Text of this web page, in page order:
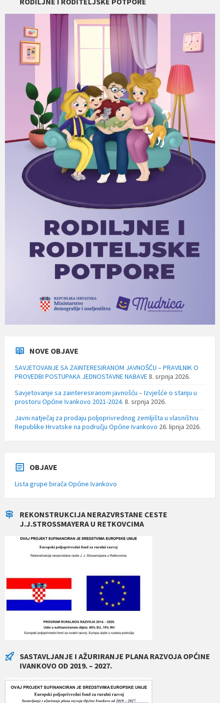
NOVE OBJAVE
SAVJETOVANJE SA ZAINTERESIRANOM JAVNOŠĆU – PRAVILNIK O
PROVEDBI POSTUPAKA JEDNOSTAVNE NABAVE8. srpnja 2026.
Savjetovanje sa zainteresiranom javnošću – Izvješće o stanju u
prostoru Općine Ivankovo 2021-2024. 8. srpnja 2026.
Javni natječaj za prodaju poljoprivrednog zemljišta u vlasništvu
Republike Hrvatske na području Općine Ivankovo 26. lipnja 2026.
OBJAVE
Lista grupe birača Općine Ivankovo
REKONSTRUKCIJA NERAZVRSTANE CESTE
J.J.STROSSMAYERA U RETKOVCIMA
SASTAVLJANJE I AŽURIRANJE PLANA RAZVOJA OPĆINE
IVANKOVO OD 2019. – 2027.